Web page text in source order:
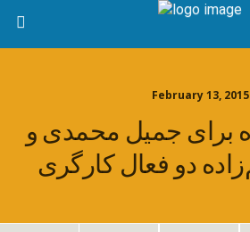
February 13, 2015
برای جمیل محمدی و
دو فعال کارگری